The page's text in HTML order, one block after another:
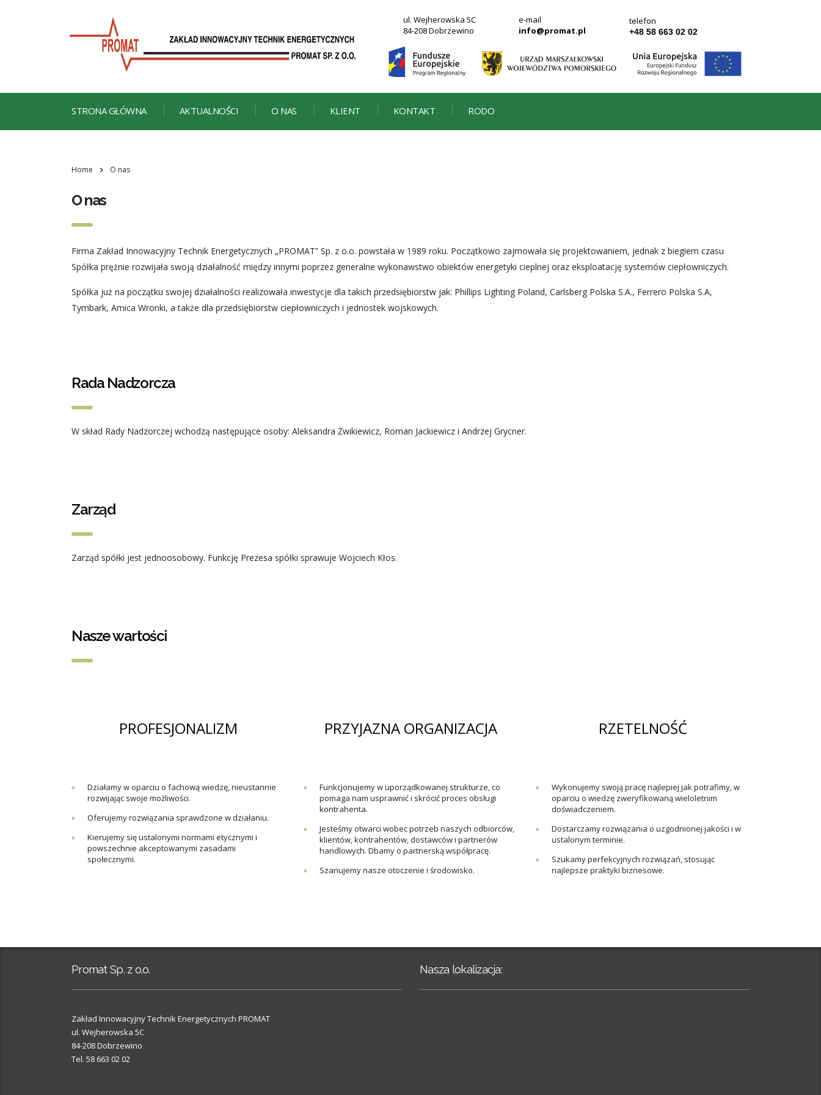
ul. Wejherowska 5C
84-208 Dobrzewino
e-mail
info@promat.pl
telefon
+48 58 663 02 02
STRONA GŁÓWNA AKTUALNOŚCI O NAS KLIENT KONTAKT RODO
Home O nas
O nas
Firma Zakład Innowacyjny Technik Energetycznych „PROMAT” Sp. z o.o. powstała w 1989 roku. Początkowo zajmowała się projektowaniem, jednak z biegiem czasu
Spółka prężnie rozwijała swoją działalność między innymi poprzez generalne wykonawstwo obiektów energetyki cieplnej oraz eksploatację systemów ciepłowniczych.
Spółka już na początku swojej działalności realizowała inwestycje dla takich przedsiębiorstw jak: Phillips Lighting Poland, Carlsberg Polska S.A., Ferrero Polska S.A,
Tymbark, Amica Wronki, a także dla przedsiębiorstw ciepłowniczych i jednostek wojskowych.
Rada Nadzorcza
W skład Rady Nadzorczej wchodzą następujące osoby: Aleksandra Żwikiewicz, Roman Jackiewicz i Andrzej Grycner.
Zarząd
Zarząd spółki jest jednoosobowy. Funkcję Prezesa spółki sprawuje Wojciech Kłos.
Nasze wartości
PROFESJONALIZM
Działamy w oparciu o fachową wiedzę, nieustannie
rozwijając swoje możliwości.
Oferujemy rozwiązania sprawdzone w działaniu.
Kierujemy się ustalonymi normami etycznymi i
powszechnie akceptowanymi zasadami
społecznymi.
PRZYJAZNA ORGANIZACJA
Funkcjonujemy w uporządkowanej strukturze, co
pomaga nam usprawnić i skrócić proces obsługi
kontrahenta.
Jesteśmy otwarci wobec potrzeb naszych odbiorców,
klientów, kontrahentów, dostawców i partnerów
handlowych. Dbamy o partnerską współpracę.
Szanujemy nasze otoczenie i środowisko.
RZETELNOŚĆ
Wykonujemy swoją pracę najlepiej jak potrafimy, w
oparciu o wiedzę zweryfikowaną wieloletnim
doświadczeniem.
Dostarczamy rozwiązania o uzgodnionej jakości i w
ustalonym terminie.
Szukamy perfekcyjnych rozwiązań, stosując
najlepsze praktyki biznesowe.
Promat Sp. z o.o.
Zakład Innowacyjny Technik Energetycznych PROMAT
ul. Wejherowska 5C
84-208 Dobrzewino
Tel. 58 663 02 02
Nasza lokalizacja: